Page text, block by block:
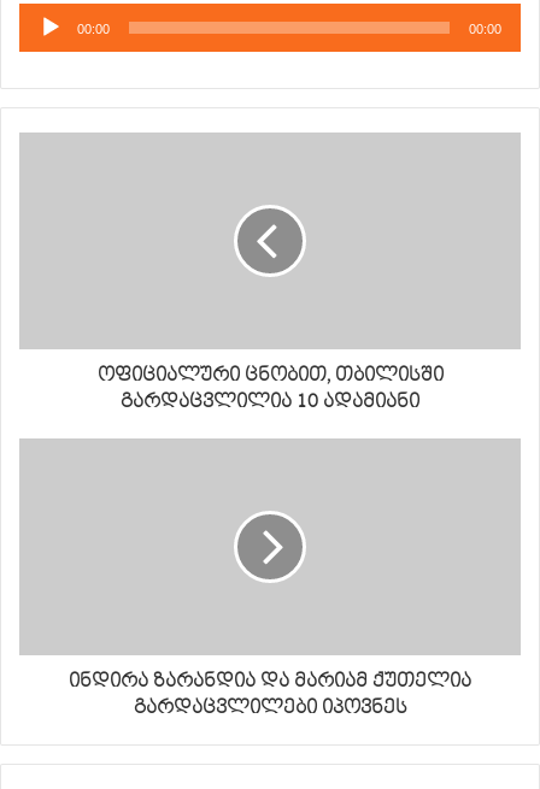
აუდიო
დამკვრელი
00:00 00:00
ოფიციალური ცნობით, თბილისში
გარდაცვლილია 10 ადამიანი
ინდირა ზარანდია და მარიამ ქუთელია
გარდაცვლილები იპოვნეს